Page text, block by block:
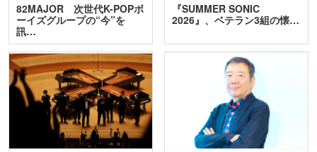
82MAJOR 次世代K-POPボ
ーイズグループの“今”を
訊…
『SUMMER SONIC
2026』、ベテラン3組の懐…